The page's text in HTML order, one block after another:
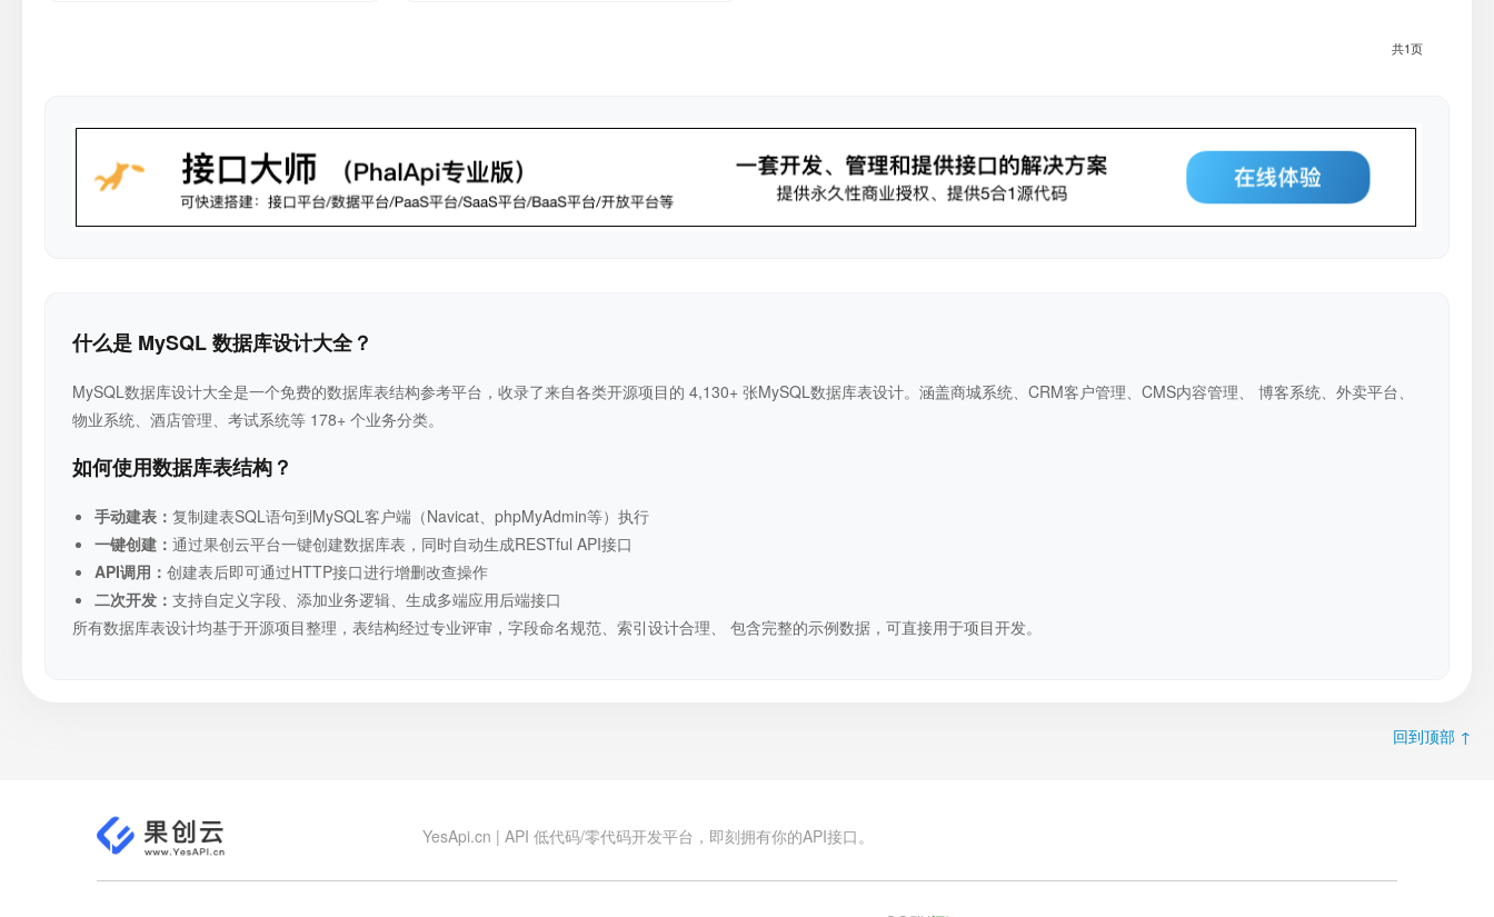
共1页
什么是 MySQL 数据库设计大全？
MySQL数据库设计大全是一个免费的数据库表结构参考平台，收录了来自各类开源项目的 4,130+ 张MySQL数据库表设计。涵盖商城系统、CRM客户管理、CMS内容管理、 博客系统、外卖平台、
物业系统、酒店管理、考试系统等 178+ 个业务分类。
如何使用数据库表结构？
手动建表： 复制建表SQL语句到MySQL客户端（Navicat、phpMyAdmin等）执行
一键创建： 通过果创云平台一键创建数据库表，同时自动生成RESTful API接口
API调用： 创建表后即可通过HTTP接口进行增删改查操作
二次开发： 支持自定义字段、添加业务逻辑、生成多端应用后端接口
所有数据库表设计均基于开源项目整理，表结构经过专业评审，字段命名规范、索引设计合理、 包含完整的示例数据，可直接用于项目开发。
回到顶部 ↑
YesApi.cn | API 低代码/零代码开发平台，即刻拥有你的API接口。